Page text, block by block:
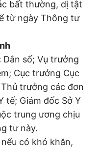
bất thường, dị tật
từ ngày Thông tư
số; Vụ trưởng
Cục trưởng Cục
trưởng các đơn
tế; Giám đốc Sở Y
trung ương chịu
tư này.
có khó khăn,